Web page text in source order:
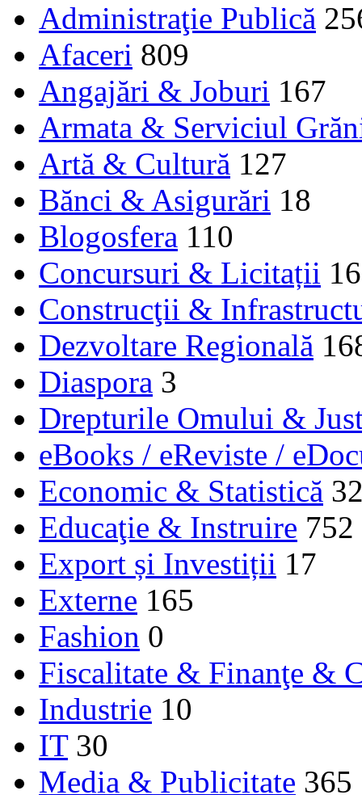
Administraţie Publică
Afaceri 809
Angajări & Joburi 167
Armata & Serviciul
Artă & Cultură 127
Bănci & Asigurări 18
Blogosfera 110
Concursuri & Licitații 16
Construcţii &
Dezvoltare Regională
Diaspora 3
Drepturile Omului &
eBooks / eReviste /
Economic & Statistică
Educaţie & Instruire 752
Export și Investiții 17
Externe 165
Fashion 0
Fiscalitate & Finanţe &
Industrie 10
IT 30
Media & Publicitate 365